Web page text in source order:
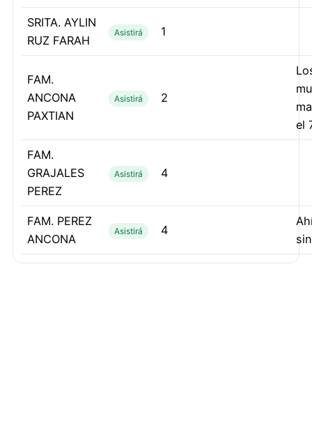
SRITA. AYLIN
RUZ FARAH
Asistirá 1
FAM.
ANCONA
PAXTIAN
Asistirá 2
el
FAM.
GRAJALES
PEREZ
Asistirá 4
FAM. PEREZ
ANCONA
Asistirá 4